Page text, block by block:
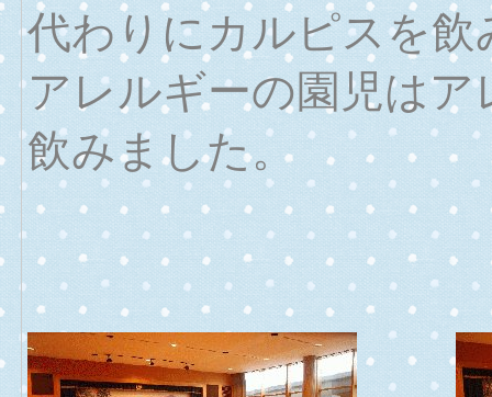
代わりにカルピスを飲
アレルギーの園児は
飲みました。